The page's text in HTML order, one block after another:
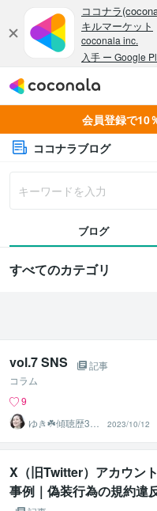
会員登録で10
ココナラブログ
ブログ
すべてのカテゴリ
vol.7 SNS
記事
コラム
9
ゆき☘️傾聴歴30
年☘️愛情溢れる
相談員
2023/10/12
X（旧Twitter）アカウン
事例｜偽装行為の規約違